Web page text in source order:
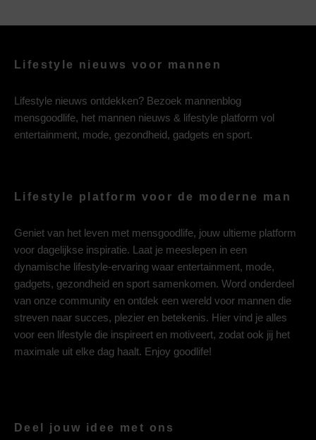
Lifestyle nieuws voor mannen
Lifestyle nieuws ontdekken? Bezoek mannenblog
mensgoodlife, het mannen nieuws & lifestyle platform vol
entertainment, mode, gezondheid, gadgets en sport.
Lifestyle platform voor de moderne man
Geniet van het leven met mensgoodlife, jouw ultieme platform
voor dagelijkse inspiratie. Laat je meeslepen in een
dynamische lifestyle-ervaring waar entertainment, mode,
gadgets, gezondheid en sport samenkomen. Word onderdeel
van onze community en ontdek een wereld voor mannen die
streven naar succes, plezier en betekenis. Hier vind je alles
voor een lifestyle die inspireert en motiveert, zodat ook jij het
maximale uit elke dag haalt. Enjoy goodlife!
Deel jouw idee met ons